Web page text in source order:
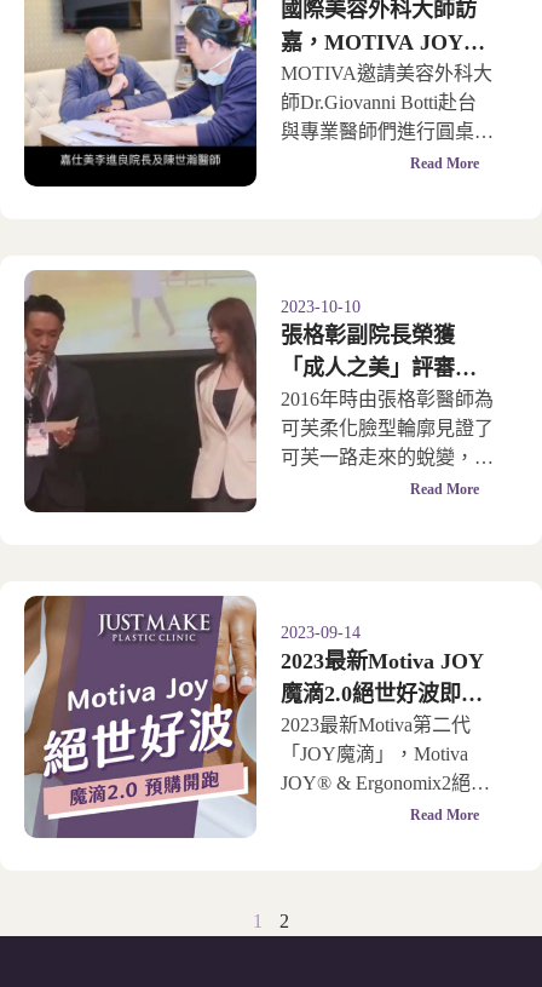
國際美容外科大師訪
嘉，MOTIVA JOY即
將上市
MOTIVA邀請美容外科大
師Dr.Giovanni Botti赴台
與專業醫師們進行圓桌會
議，為魔滴2.0拉開序幕
Read More
2023-10-10
張格彰副院長榮獲
「成人之美」評審最
大特別獎
2016年時由張格彰醫師為
可芙柔化臉型輪廓見證了
可芙一路走來的蛻變，也
Read More
2023-09-14
2023最新Motiva JOY
魔滴2.0絕世好波即將
上市！
2023最新Motiva第二代
「JOY魔滴」，Motiva
JOY® & Ergonomix2絕世
Read More
1 2